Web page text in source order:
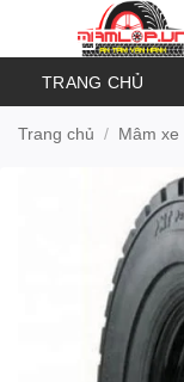
TRANG CHỦ
Trang chủ / Mâm xe